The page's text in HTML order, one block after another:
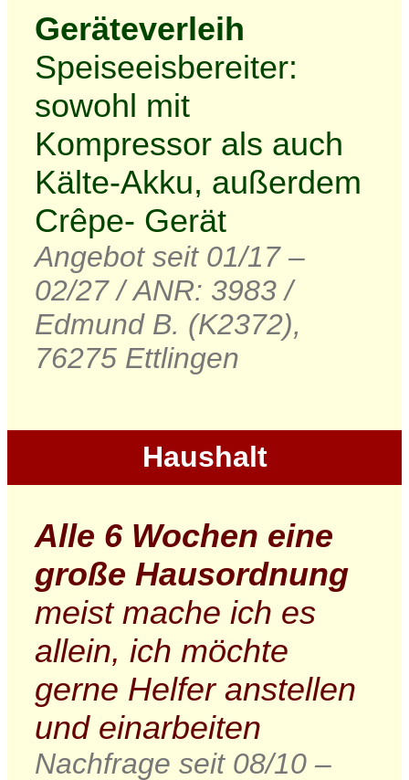
Geräteverleih
Speiseeisbereiter:
sowohl mit
Kompressor als auch
Kälte-Akku, außerdem
Crêpe- Gerät
Angebot seit 01/17 –
02/27 / ANR: 3983 /
Edmund B. (K2372),
76275 Ettlingen
Haushalt
Alle 6 Wochen eine
große Hausordnung
meist mache ich es
allein, ich möchte
gerne Helfer anstellen
und einarbeiten
Nachfrage seit 08/10 –